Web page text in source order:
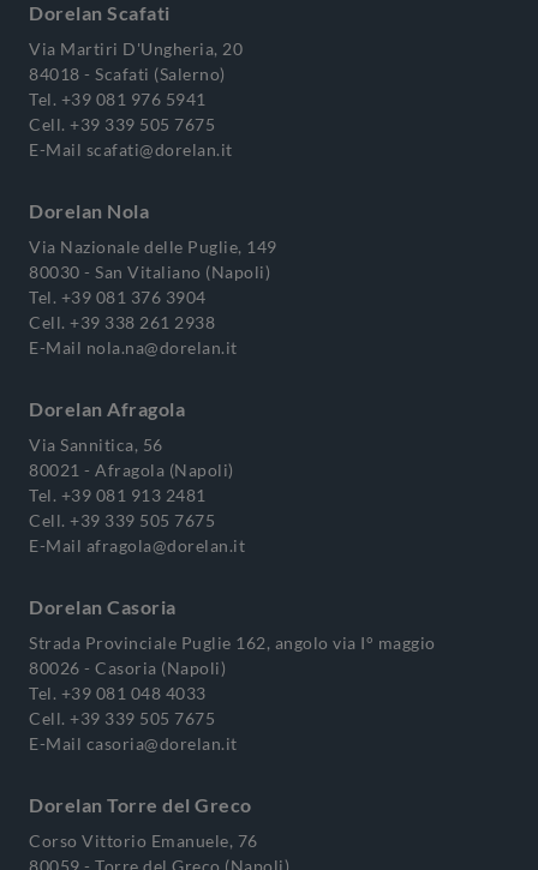
Dorelan Scafati
Via Martiri D'Ungheria, 20
84018 - Scafati (Salerno)
Tel. +39 081 976 5941
Cell. +39 339 505 7675
E-Mail scafati@dorelan.it
Dorelan Nola
Via Nazionale delle Puglie, 149
80030 - San Vitaliano (Napoli)
Tel. +39 081 376 3904
Cell. +39 338 261 2938
E-Mail nola.na@dorelan.it
Dorelan Afragola
Via Sannitica, 56
80021 - Afragola (Napoli)
Tel. +39 081 913 2481
Cell. +39 339 505 7675
E-Mail afragola@dorelan.it
Dorelan Casoria
Strada Provinciale Puglie 162, angolo via I° maggio
80026 - Casoria (Napoli)
Tel. +39 081 048 4033
Cell. +39 339 505 7675
E-Mail casoria@dorelan.it
Dorelan Torre del Greco
Corso Vittorio Emanuele, 76